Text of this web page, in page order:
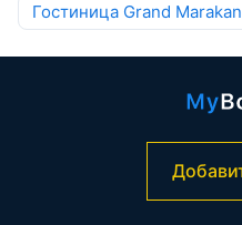
Гостиница Grand